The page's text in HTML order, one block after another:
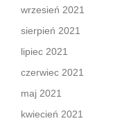
wrzesień 2021
sierpień 2021
lipiec 2021
czerwiec 2021
maj 2021
kwiecień 2021